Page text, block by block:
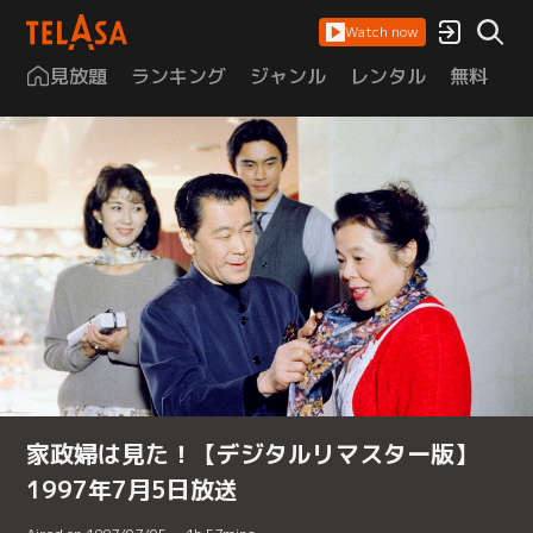
Watch now
見放題 ランキング ジャンル レンタル 無料
家政婦は見た！【デジタルリマスター版】
1997年7月5日放送